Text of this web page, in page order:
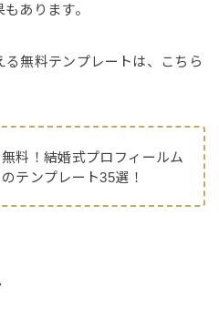
あります。
無料テンプレートは、こちら
料！結婚式プロフィールム
テンプレート35選！